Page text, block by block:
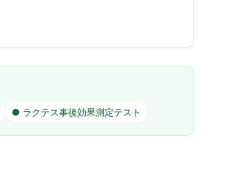
● ラクテス事後効果測定テスト